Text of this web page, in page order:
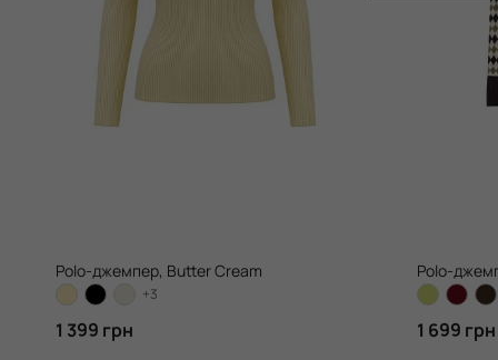
Polo-джемпер, Butter Cream
+3
1 399 грн
Polo-
1 699 грн